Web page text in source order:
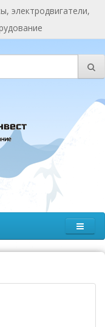
электродвигатели,